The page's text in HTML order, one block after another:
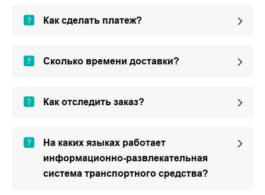
Как сделать платеж?
Сколько времени доставки?
Как отследить заказ?
На каких языках работает
информационно-развлекательная
система транспортного средства?